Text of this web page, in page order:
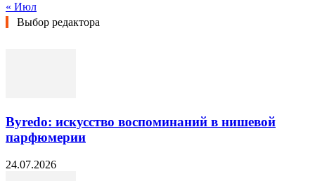
« Июл
Выбор редактора
Byredo: искусство воспоминаний в нишевой
парфюмерии
24.07.2026